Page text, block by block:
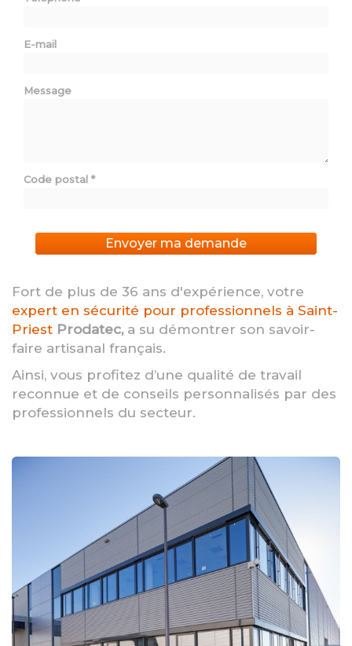
E-mail
Message
Code postal *
Envoyer ma demande
Fort de plus de 36 ans d'expérience, votre
expert en sécurité pour professionnels à Saint-
Priest Prodatec, a su démontrer son savoir-
faire artisanal français.
Ainsi, vous profitez d’une qualité de travail
reconnue et de conseils personnalisés par des
professionnels du secteur.